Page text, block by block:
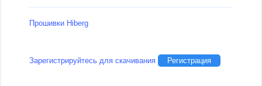
Прошивки Hiberg
Зарегистрируйтесь для скачивания Регистрация